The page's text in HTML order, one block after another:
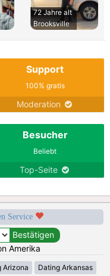
72 Jahre alt
Brooksville
Support
100% gratis
Moderation
Besucher
Beliebt
Top-Seite
Service
Amerika
Arizona Dating Arkansas